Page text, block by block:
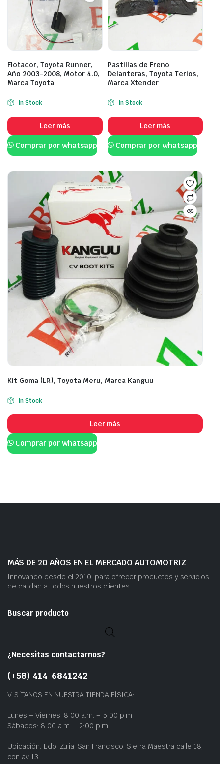
Flotador, Toyota Runner,
Año 2003-2008, Motor 4.0,
Marca Toyota
In Stock
Leer más
Comprar por whatsapp
Pastillas de Freno
Delanteras, Toyota Terios,
Marca Xtender
In Stock
Leer más
Comprar por whatsapp
Kit Goma (LR), Toyota Meru, Marca Kanguu
In Stock
Leer más
Comprar por whatsapp
MÁS DE 20 AÑOS EN EL MERCADO AUTOMOTRIZ
Innovando desde el 2010, para ofrecer productos y servicios
de calidad a todos nuestros clientes.
Buscar producto
¿Necesitas contactarnos?
(+58) 414-6841242
VISÍTANOS EN NUESTRA TIENDA FÍSICA:
Lunes – Viernes: 8:00 a.m. – 5:00 p.m.
Sábados: 8:00 a.m. – 2:00 p.m.
Ubicación: Edo. Zulia, San Francisco, Sierra Maestra calle 18,
con av 13.